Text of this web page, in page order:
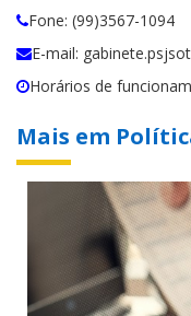
Fone: (99)3567-1094
E-mail:
Horários de
Mais em